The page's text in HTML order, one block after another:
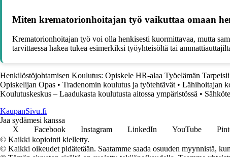
Miten krematorionhoitajan työ vaikuttaa omaan
Krematorionhoitajan työ voi olla henkisesti kuormittavaa, mutta
tarvittaessa hakea tukea esimerkiksi työyhteisöltä tai
Henkilöstöjohtamisen Koulutus: Opiskele HR-alaa Työelämän
Opiskelijan Opas • Tradenomin koulutus ja työtehtävät • Lähihoitajan
Koulutuskeskus – Laadukasta koulutusta aitossa ympäristössä •
KaupanSivu.fi
Jaa sydämesi kanssa
X
Facebook Instagram LinkedIn YouTube
© Kaikki kopiointi kielletty.
© Kaikki oikeudet pidätetään. Saatamme saada osuuden myynnistä,